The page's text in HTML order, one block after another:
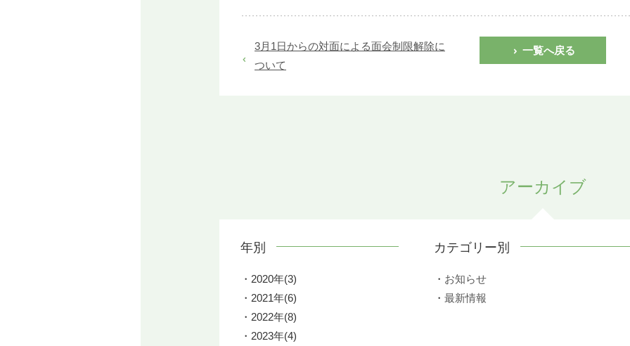
3月1日からの対面による面会制限解除に
ついて
一覧へ戻る
アーカイブ
年別
2020年(3)
2021年(6)
2022年(8)
2023年(4)
カテゴリー別
お知らせ
最新情報